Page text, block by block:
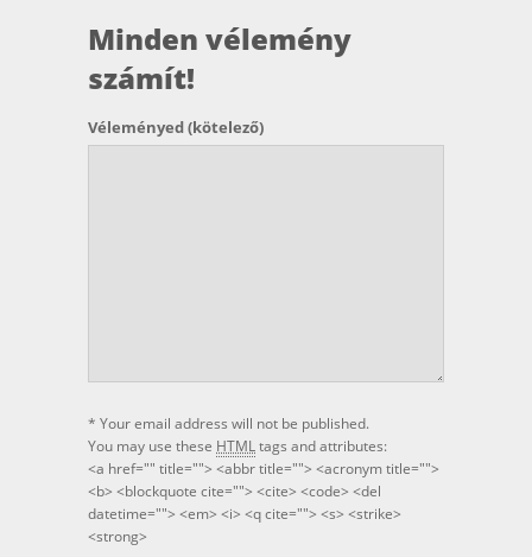
Minden vélemény
számít!
Véleményed(kötelező)
* Your email address will not be published.
You may use these HTMLtags and attributes:
<a href="" title=""> <abbr title=""> <acronym title="">
<b> <blockquote cite=""> <cite> <code> <del
datetime=""> <em> <i> <q cite=""> <s> <strike>
<strong>